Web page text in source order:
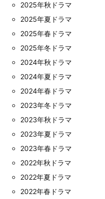
2025年秋ドラマ
2025年夏ドラマ
2025年春ドラマ
2025年冬ドラマ
2024年秋ドラマ
2024年夏ドラマ
2024年春ドラマ
2023年冬ドラマ
2023年秋ドラマ
2023年夏ドラマ
2023年春ドラマ
2022年秋ドラマ
2022年夏ドラマ
2022年春ドラマ